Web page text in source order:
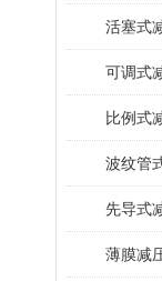
活塞式
可调式
比例式
波纹管
先导式
薄膜减